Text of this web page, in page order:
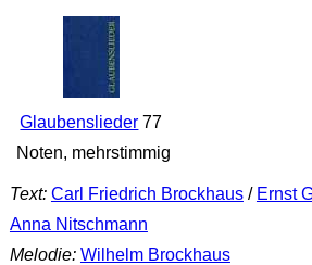
Glaubenslieder 77
Noten, mehrstimmig
Text: Carl Friedrich Brockhaus/ Ernst
Anna Nitschmann
Melodie: Wilhelm Brockhaus